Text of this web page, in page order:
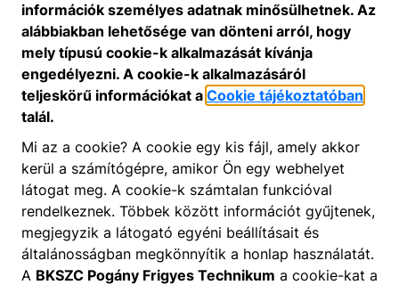
információk személyes adatnak minősülhetnek. Az
alábbiakban lehetősége van dönteni arról, hogy
mely típusú cookie-k alkalmazását kívánja
engedélyezni. A cookie-k alkalmazásáról
teljeskörű információkat a Cookie tájékoztatóban
talál.
Mi az a cookie? A cookie egy kis fájl, amely akkor
kerül a számítógépre, amikor Ön egy webhelyet
látogat meg. A cookie-k számtalan funkcióval
rendelkeznek. Többek között információt gyűjtenek,
megjegyzik a látogató egyéni beállításait és
általánosságban megkönnyítik a honlap használatát.
A BKSZC Pogány Frigyes Technikum a cookie-kat a